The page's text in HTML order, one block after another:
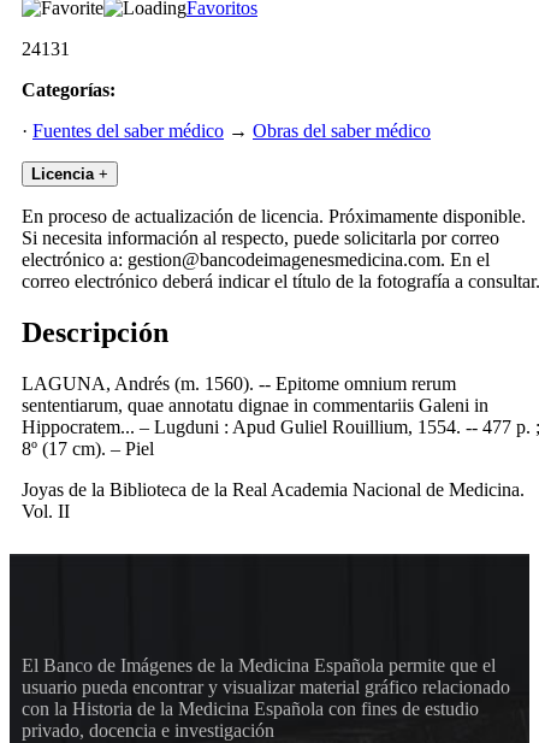
Favoritos
24131
Categorías:
· Fuentes del saber médico → Obras del saber médico
Licencia +
En proceso de actualización de licencia. Próximamente disponible.
Si necesita información al respecto, puede solicitarla por correo
electrónico a: gestion@bancodeimagenesmedicina.com. En el
correo electrónico deberá indicar el título de la fotografía a consultar.
Descripción
LAGUNA, Andrés (m. 1560). -- Epitome omnium rerum
sententiarum, quae annotatu dignae in commentariis Galeni in
Hippocratem... – Lugduni : Apud Guliel Rouillium, 1554. -- 477 p. ;
8º (17 cm). – Piel
Joyas de la Biblioteca de la Real Academia Nacional de Medicina.
Vol. II
El Banco de Imágenes de la Medicina Española permite que el
usuario pueda encontrar y visualizar material gráfico relacionado
con la Historia de la Medicina Española con fines de estudio
privado, docencia e investigación